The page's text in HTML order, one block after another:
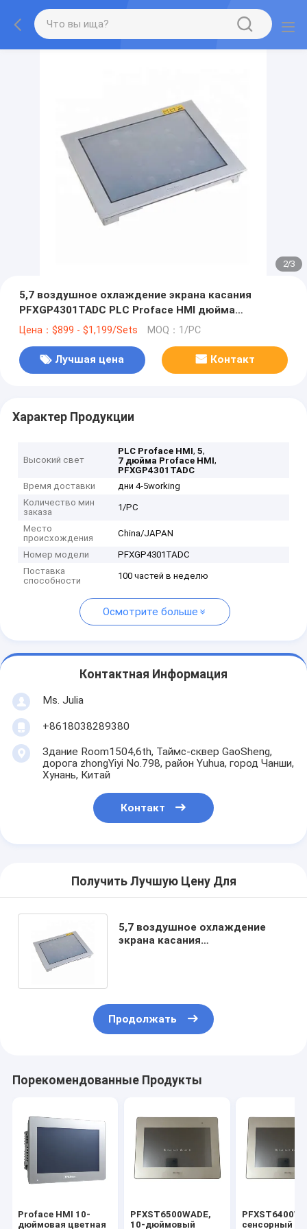
2/3
5,7 воздушное охлаждение экрана касания
PFXGP4301TADC PLC Proface HMI дюйма
естественное
Цена：$899 - $1,199/Sets MOQ：1/PC
Лучшая цена Контакт
Характер Продукции
Высокий свет
PLC Proface HMI,5,
7 дюйма Proface HMI,
PFXGP4301TADC
Время доставки
дни 4-5working
Количество мин
заказа
1/PC
Место
происхождения
China/JAPAN
Номер модели
PFXGP4301TADC
Поставка
способности
100 частей в неделю
Осмотрите больше
Контактная Информация
Ms. Julia
+8618038289380
Здание Room1504,6th, Таймс-сквер GaoSheng,
дорога zhongYiyi No.798, район Yuhua, город Чанши,
Хунань, Китай
Контакт
Получить Лучшую Цену Для
5,7 воздушное охлаждение
экрана касания
Продолжать
Порекомендованные Продукты
Proface HMI 10-
дюймовая цветная
PFXST6500WADE,
10-дюймовый
сенсорный